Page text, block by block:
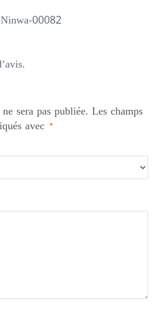
00082
sera pas publiée. Les champs
avec *